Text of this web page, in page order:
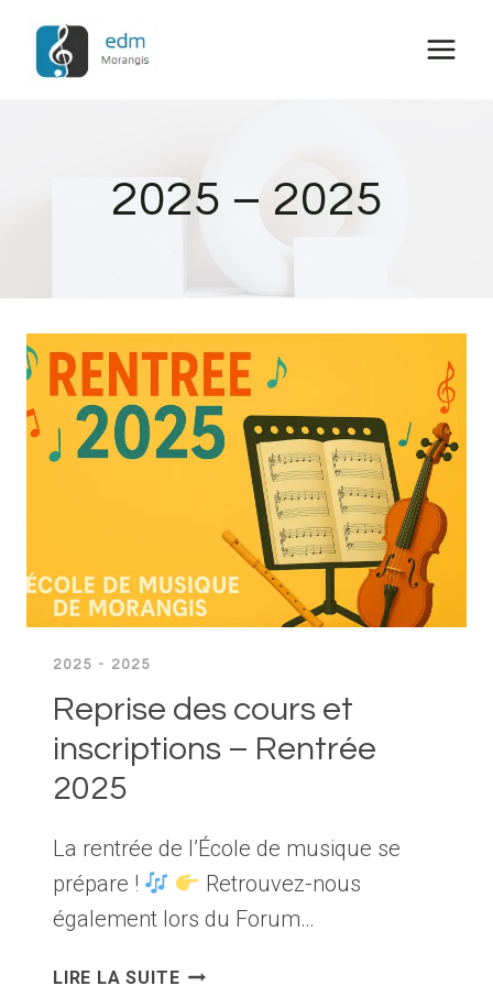
contenu
2025 – 2025
2025 - 2025
Reprise des cours et
inscriptions – Rentrée
2025
La rentrée de l’École de musique se
prépare !
Retrouvez-nous
également lors du Forum…
LIRE LA SUITEREPRISE